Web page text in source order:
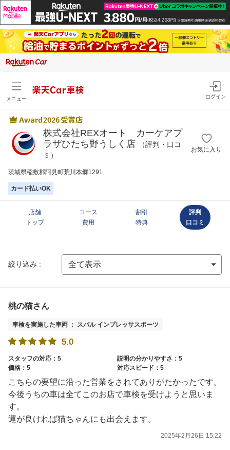
メニュー
楽天Car車検
ログイン
株式会社REXオート カーケアプ
ラザひたち野うしく店
（評判・口コ
ミ）
お気に入り
茨城県稲敷郡阿見町荒川本郷1291
カード払いOK
店舗
トップ
コース
費用
割引
特典
評判
口コミ
絞り込み :
桃の猫さん
車検を実施した車両 ： スバル インプレッサスポーツ
5.0
スタッフの対応：5
説明の分かりやすさ：5
価格：5
対応スピード：5
こちらの要望に沿った営業をされてありがたかったです。
今後うちの車は全てこのお店で車検を受けようと思いま
す。
運が良ければ猫ちゃんにも出会えます。
2025年2月26日 15:22